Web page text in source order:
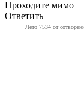
Проходите мимо
Ответить
Лето 7534 от